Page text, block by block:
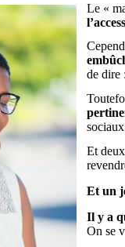
Le «
de
Et
Et un
Il y a
On se